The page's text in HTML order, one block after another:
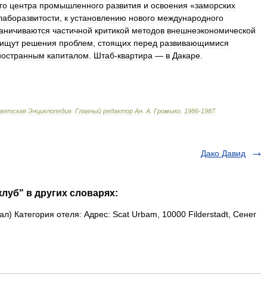
центра промышленного развития и освоения «заморских
к установлению нового международного
частичной критикой методов внешнеэкономической
ищут решения проблем стоящих перед развивающимися
капиталом Штаб-квартира — в Дакаре
Энциклопедия Главный редактор Ан А Громыко 1986-1987.
Дако Давид
в других словарях:
Категория отеля: Адрес: Scat Urbam, 10000 Filderstadt, Сенег